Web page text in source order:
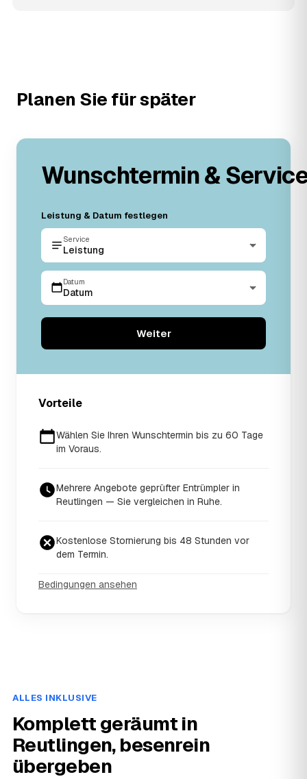
Planen Sie für später
Wunschtermin &
Leistung & Datum festlegen
Service
Leistung
Datum
Datum
Weiter
Vorteile
Wählen Sie Ihren Wunschtermin bis zu 60 Tage
im Voraus.
Mehrere Angebote geprüfter Entrümpler in
Reutlingen — Sie vergleichen in Ruhe.
Kostenlose Stornierung bis 48 Stunden vor
dem Termin.
Bedingungen ansehen
ALLES INKLUSIVE
Komplett geräumt in
Reutlingen, besenrein
übergeben